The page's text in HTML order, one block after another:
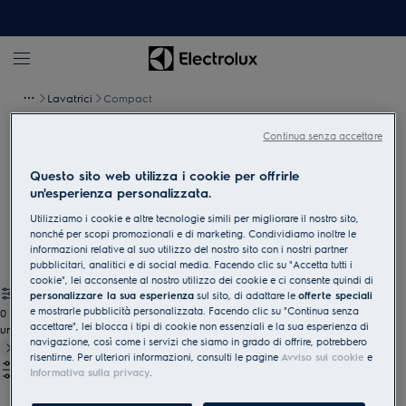
Lavatrici Compact
Lavatrici compatte
Cura del bucato salvaspazio senza compromessi: Le nostre
cura del bucato efficace e delicata, anche quando lo spazio è
limitato.
0
undefined
Questo sito web utilizza i cookie per offrirle
un'esperienza personalizzata.
Utilizziamo i cookie e altre tecnologie simili per migliorare il nostro sito,
nonché per scopi promozionali e di marketing. Condividiamo inoltre le
informazioni relative al suo utilizzo del nostro sito con i nostri partner
pubblicitari, analitici e di social media. Facendo clic su "Accetta tutti i
cookie", lei acconsente al nostro utilizzo dei cookie e ci consente quindi di
personalizzare la sua esperienza sul sito, di adattare leofferte speciali
e mostrarle pubblicità personalizzata. Facendo clic su "Continua senza
accettare", lei blocca i tipi di cookie non essenziali e la sua esperienza di
navigazione, così come i servizi che siamo in grado di offrire, potrebbero
risentirne. Per ulteriori informazioni, consulti le pagineAvviso sui cookie e
Informativa sulla privacy.
Continua senza accettare